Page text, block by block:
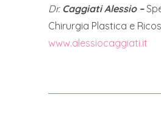
Dr.Caggiati Alessio –
Chirurgia Plastica e
www.alessiocaggiati.it